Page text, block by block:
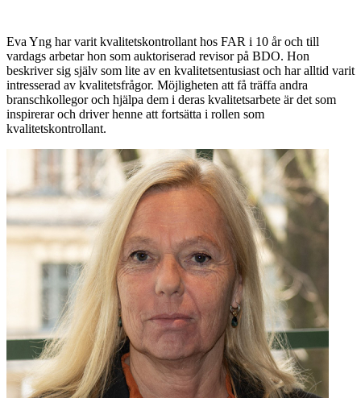
Eva Yng har varit kvalitetskontrollant hos FAR i 10 år och till
vardags arbetar hon som auktoriserad revisor på BDO. Hon
beskriver sig själv som lite av en kvalitetsentusiast och har alltid varit
intresserad av kvalitetsfrågor. Möjligheten att få träffa andra
branschkollegor och hjälpa dem i deras kvalitetsarbete är det som
inspirerar och driver henne att fortsätta i rollen som
kvalitetskontrollant.